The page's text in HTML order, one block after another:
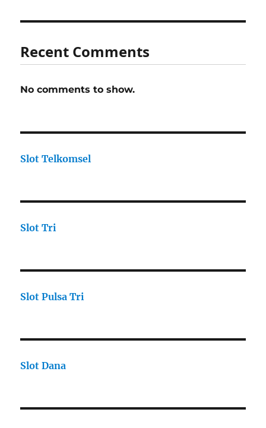
Recent Comments
No comments to show.
Slot Telkomsel
Slot Tri
Slot Pulsa Tri
Slot Dana